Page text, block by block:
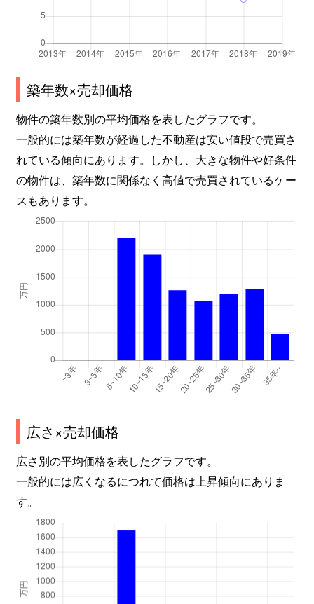
築年数×売却価格
物件の築年数別の平均価格を表したグラフです。
一般的には築年数が経過した不動産は安い値段で売買さ
れている傾向にあります。しかし、大きな物件や好条件
の物件は、築年数に関係なく高値で売買されているケー
スもあります。
広さ×売却価格
広さ別の平均価格を表したグラフです。
一般的には広くなるにつれて価格は上昇傾向にありま
す。